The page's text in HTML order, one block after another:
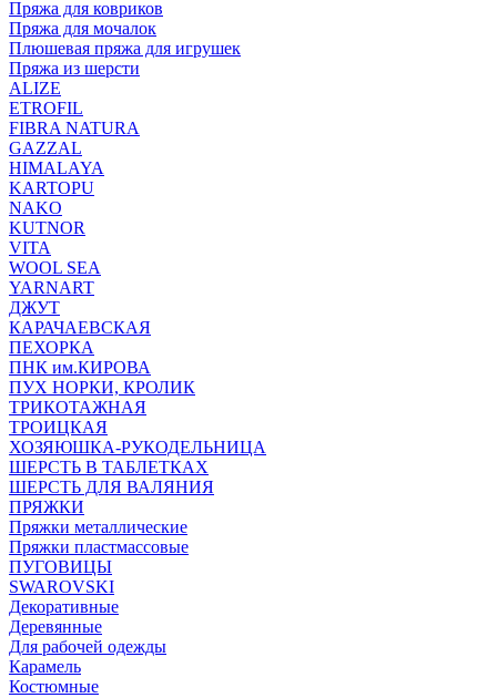
Пряжа для ковриков
Пряжа для мочалок
Плюшевая пряжа для игрушек
Пряжа из шерсти
ALIZE
ETROFIL
FIBRA NATURA
GAZZAL
HIMALAYA
KARTOPU
NAKO
KUTNOR
VITA
WOOL SEA
YARNART
ДЖУТ
КАРАЧАЕВСКАЯ
ПЕХОРКА
ПНК им.КИРОВА
ПУХ НОРКИ, КРОЛИК
ТРИКОТАЖНАЯ
ТРОИЦКАЯ
ХОЗЯЮШКА-РУКОДЕЛЬНИЦА
ШЕРСТЬ В ТАБЛЕТКАХ
ШЕРСТЬ ДЛЯ ВАЛЯНИЯ
ПРЯЖКИ
Пряжки металлические
Пряжки пластмассовые
ПУГОВИЦЫ
SWAROVSKI
Декоративные
Деревянные
Для рабочей одежды
Карамель
Костюмные